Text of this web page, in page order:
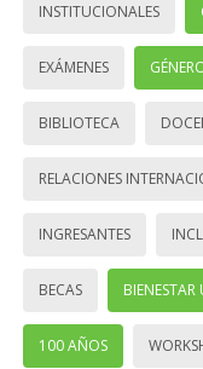
INSTITUCIONALES
EXÁMENES
BIBLIOTECA
RELACIONES
INGRESANTES
BECAS BIENESTAR
100 AÑOS